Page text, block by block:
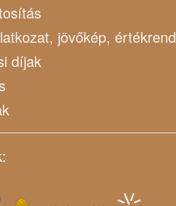
jövőkép, értékrend
díjak